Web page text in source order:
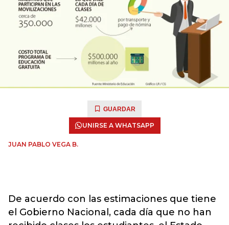
GUARDAR
UNIRSE A WHATSAPP
JUAN PABLO VEGA B.
De acuerdo con las estimaciones que tiene
el Gobierno Nacional, cada día que no han